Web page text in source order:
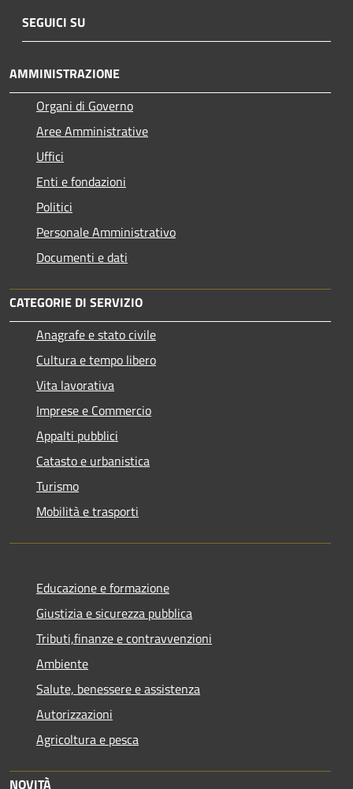
SEGUICI SU
AMMINISTRAZIONE
Organi di Governo
Aree Amministrative
Uffici
Enti e fondazioni
Politici
Personale Amministrativo
Documenti e dati
CATEGORIE DI SERVIZIO
Anagrafe e stato civile
Cultura e tempo libero
Vita lavorativa
Imprese e Commercio
Appalti pubblici
Catasto e urbanistica
Turismo
Mobilità e trasporti
Educazione e formazione
Giustizia e sicurezza pubblica
Tributi,finanze e contravvenzioni
Ambiente
Salute, benessere e assistenza
Autorizzazioni
Agricoltura e pesca
NOVITÀ